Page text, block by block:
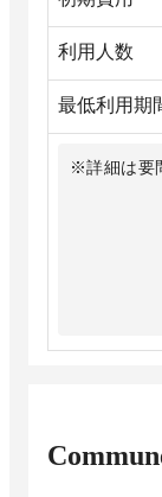
利用人数
最低利用期
※詳細は要